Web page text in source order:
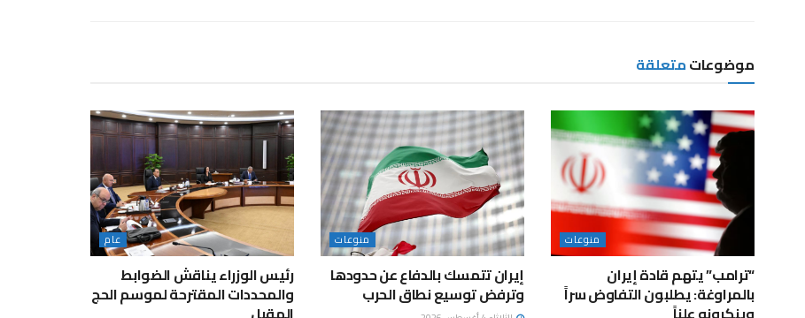
موضوعاتمتعلقة
منوعات
“ترامب” يتهم قادة إيران
بالمراوغة: يطلبون التفاوض سراً
منوعات
إيران تتمسك بالدفاع عن حدودها
وترفض توسيع نطاق الحرب
عام
رئيس الوزراء يناقش الضوابط
والمحددات المقترحة لموسم الحج